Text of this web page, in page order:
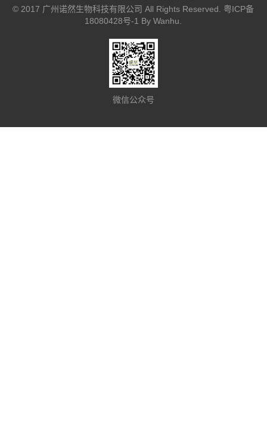
© 2017 广州诺然生物科技有限公司 All Rights Reserved. 粤ICP备
18080428号-1 ByWanhu
微信公众号